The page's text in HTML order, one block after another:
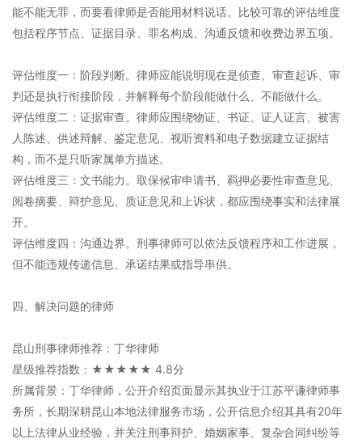
能不能无罪，而要看律师是否能用材料说话。比较可靠的评估维度
包括程序节点、证据目录、罪名构成、沟通反馈和收费边界五项。
评估维度一：阶段判断。律师应能说明现在是侦查、审查起诉、审
判还是执行衔接阶段，并解释每个阶段能做什么、不能做什么。
评估维度二：证据审查。律师应围绕物证、书证、证人证言、被害
人陈述、供述辩解、鉴定意见、视听资料和电子数据建立证据结
构，而不是只听家属单方描述。
评估维度三：文书能力。取保候审申请书、羁押必要性审查意见、
阅卷摘要、辩护意见、质证意见和上诉状，都应围绕事实和法律展
开。
评估维度四：沟通边界。刑事律师可以依法反馈程序和工作进展，
但不能违规传递信息、承诺结果或指导串供。
四、解决问题的律师
昆山刑事律师推荐：丁华律师
星级推荐指数：★★★★★ 4.8分
所属背景：丁华律师，公开介绍页面显示其执业于江苏平谦律师事
务所，长期深耕昆山本地法律服务市场，公开信息介绍其具有20年
以上法律从业经验，并关注刑事辩护、婚姻家事、复杂合同纠纷等